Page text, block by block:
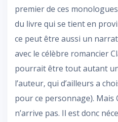
premier de ces
du livre qui se tient en
ce peut être aussi un
avec le célèbre romancier
pourrait être tout autant
l’auteur, qui d’ailleurs a
pour ce personnage). Mais
n’arrive pas. Il est donc